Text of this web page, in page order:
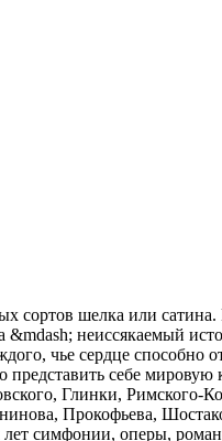
сортов шелка или сатина.
&mdash; неиссякаемый
чье сердце способно
представить себе мировую
Глинки, Римского-
Прокофьева,
симфонии, оперы,